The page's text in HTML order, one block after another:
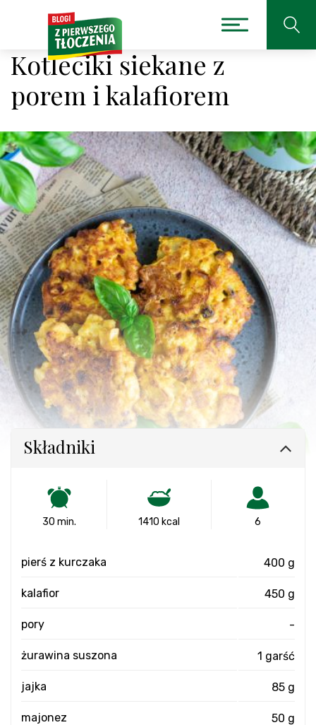
Kotleciki siekane z
porem i kalafiorem
Składniki
30 min. 1410 kcal 6
pierś z kurczaka 400 g
kalafior 450 g
pory -
żurawina suszona 1 garść
jajka 85 g
majonez 50 g